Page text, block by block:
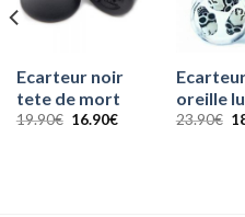
Ecarteur noir
tete de mort
19.90€ Le
16.90€Le
oreille
23.90€ Le